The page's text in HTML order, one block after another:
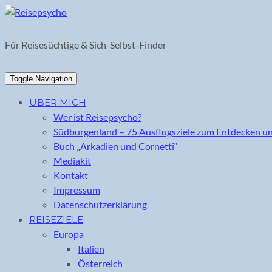
Skip
content
Für Reisesüchtige & Sich-Selbst-Finder
Toggle Navigation
ÜBER MICH
Wer ist Reisepsycho?
Südburgenland – 75 Ausflugsziele zum Entdecken
Buch „Arkadien und Cornetti“
Mediakit
Kontakt
Impressum
Datenschutzerklärung
REISEZIELE
Europa
Italien
Österreich